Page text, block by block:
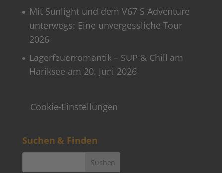
Mit Sunlight und dem V67 S Adventure
unterwegs: Eine unvergessliche Tour
2026
Lagerfeuerromantik – SUP & Chill am
Hariksee am 20. Juni 2026
Cookie-Einstellungen
Suchen & Finden